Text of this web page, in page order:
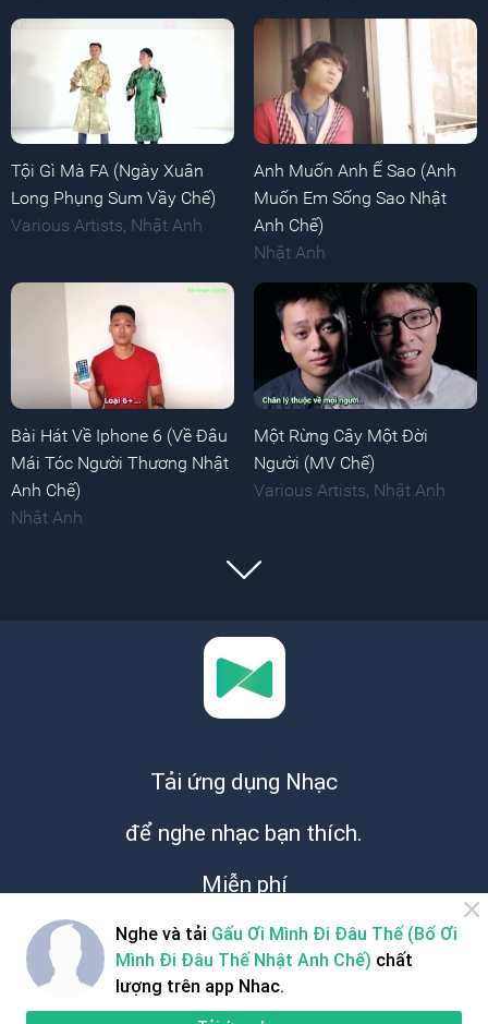
Tội Gì Mà FA (Ngày Xuân
Long Phụng Sum Vầy Chế)
Various Artists, Nhật Anh
Anh Muốn Anh Ế Sao (Anh
Muốn Em Sống Sao Nhật
Anh Chế)
Nhật Anh
Bài Hát Về Iphone 6 (Về Đâu
Mái Tóc Người Thương Nhật
Anh Chế)
Nhật Anh
Một Rừng Cây Một Đời
Người (MV Chế)
Various Artists Nhật Anh
Tải ứng dụng Nhạc
để nghe nhạc bạn thích.
Miễn phí
Nghe và tải Gấu Ơi Mình Đi Đâu Thế (Bố Ơi
Mình Đi Đâu Thế Nhật Anh Chế) chất
lượng trên app Nhac.